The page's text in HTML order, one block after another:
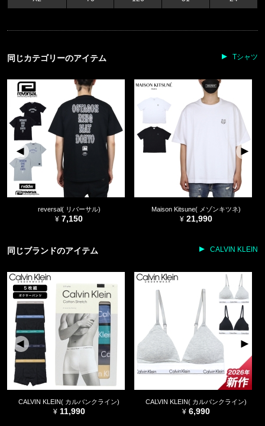
同じカテゴリーのアイテム Tシャツ
reversal( リバーサル)
7,150
Maison Kitsune( メゾンキツネ)
21,990
同じブランドのアイテム CALVIN KLEIN
CALVIN KLEIN( カルバンクライン)
11,990
CALVIN KLEIN( カルバンクライン)
6,990